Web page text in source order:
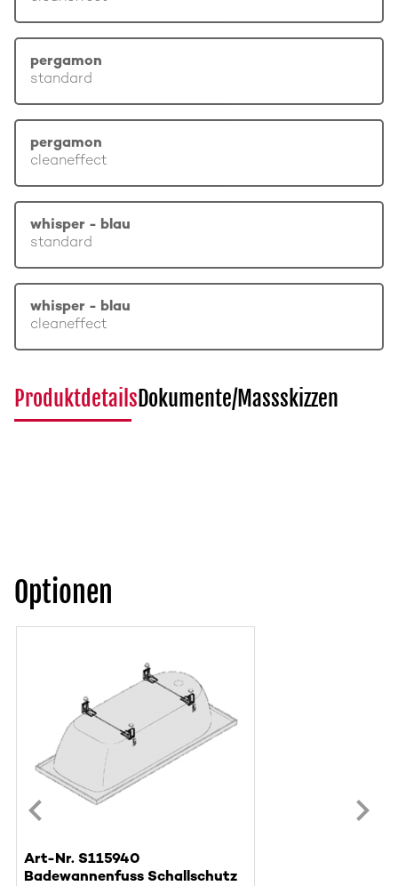
pergamon
standard
pergamon
cleaneffect
whisper - blau
standard
whisper - blau
cleaneffect
ProduktdetailsDokumente/Massskizzen
Optionen
Art-Nr. S115940
Badewannenfuss Schallschutz